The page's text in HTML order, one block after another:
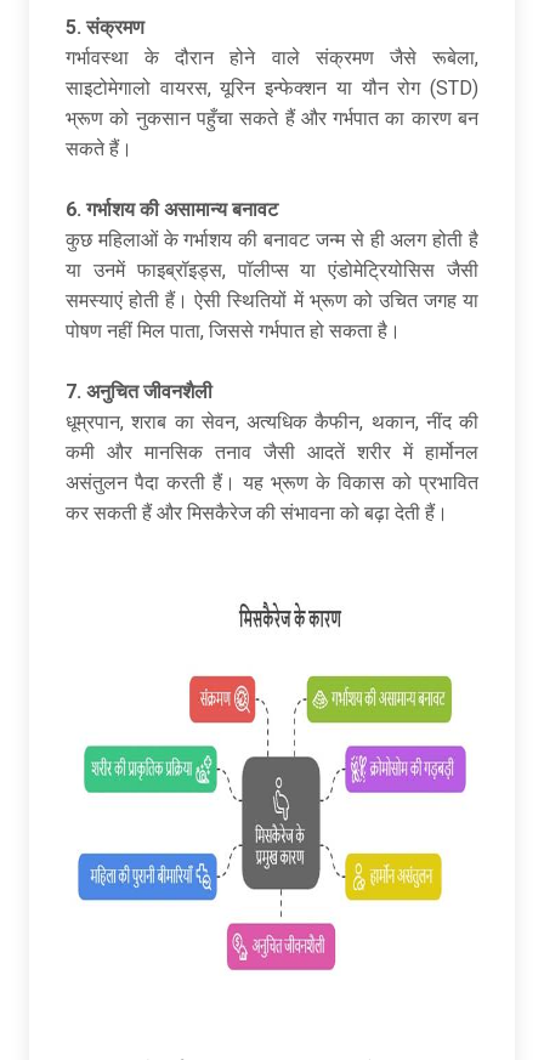
5.संक्रमण
गर्भावस्था के दौरान होने वाले संक्रमण जैसे रूबेला,
साइटोमेगालो वायरस, यूरिन इन्फेक्शन या यौन रोग (STD)
भ्रूण को नुकसान पहुँचा सकते हैं और गर्भपात का कारण बन
सकते हैं।
6.गर्भाशय की असामान्य बनावट
कुछ महिलाओं के गर्भाशय की बनावट जन्म से ही अलग होती है
या उनमें फाइब्रॉइड्स, पॉलीप्स या एंडोमेट्रियोसिस जैसी
समस्याएं होती हैं। ऐसी स्थितियों में भ्रूण को उचित जगह या
पोषण नहीं मिल पाता, जिससे गर्भपात हो सकता है।
7. अनुचित जीवनशैली
धूम्रपान, शराब का सेवन, अत्यधिक कैफीन, थकान, नींद की
कमी और मानसिक तनाव जैसी आदतें शरीर में हार्मोनल
असंतुलन पैदा करती हैं। यह भ्रूण के विकास को प्रभावित
कर सकती हैं और मिसकैरेज की संभावना को बढ़ा देती हैं।